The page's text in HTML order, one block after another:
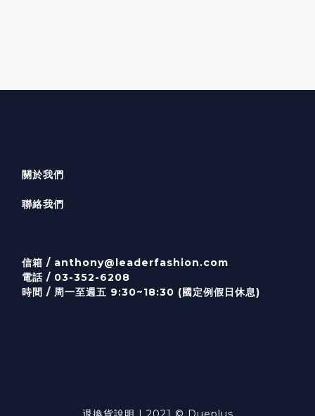
關於我們
聯絡我們
信箱 / anthony@leaderfashion.com
電話 / 03-352-6208
時間 / 周一至週五 9:30~18:30 (國定例假日休息)